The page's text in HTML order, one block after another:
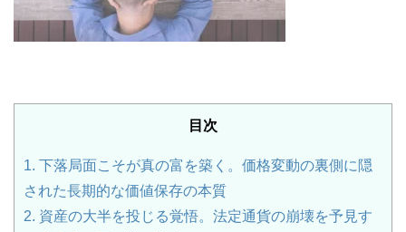
目次
1. 下落局面こそが真の富を築く。価格変動の裏側に隠
された長期的な価値保存の本質
2. 資産の大半を投じる覚悟。法定通貨の崩壊を予見す